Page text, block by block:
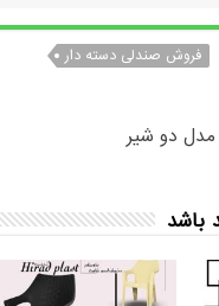
فروش صندلی دسته دار
دو شیر
باشد